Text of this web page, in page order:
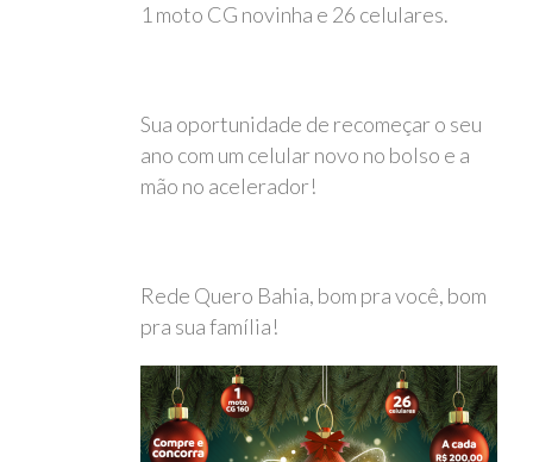
1 moto CG novinha e 26 celulares.
Sua oportunidade de recomeçar o seu
ano com um celular novo no bolso e a
mão no acelerador!
Rede Quero Bahia, bom pra você, bom
pra sua família!